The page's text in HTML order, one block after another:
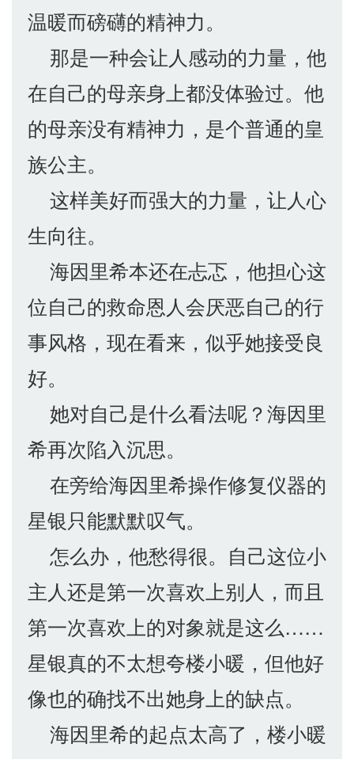
温暖而磅礴的精神力。
那是一种会让人感动的力量，他
在自己的母亲身上都没体验过。他
的母亲没有精神力，是个普通的皇
族公主。
这样美好而强大的力量，让人心
生向往。
海因里希本还在忐忑，他担心这
位自己的救命恩人会厌恶自己的行
事风格，现在看来，似乎她接受良
好。
她对自己是什么看法呢？海因里
希再次陷入沉思。
在旁给海因里希操作修复仪器的
星银只能默默叹气。
怎么办，他愁得很。自己这位小
主人还是第一次喜欢上别人，而且
第一次喜欢上的对象就是这么……
星银真的不太想夸楼小暖，但他好
像也的确找不出她身上的缺点。
海因里希的起点太高了，楼小暖